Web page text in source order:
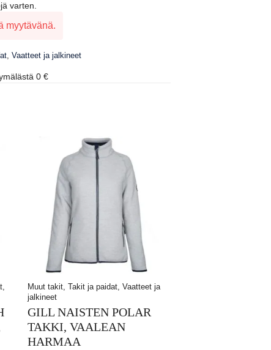
varten.
myytävänä.
, Vaatteet ja jalkineet
0 €
Muut takit, Takit ja paidat, Vaatteet ja
jalkineet
GILL NAISTEN POLAR
TAKKI, VAALEAN
HARMAA